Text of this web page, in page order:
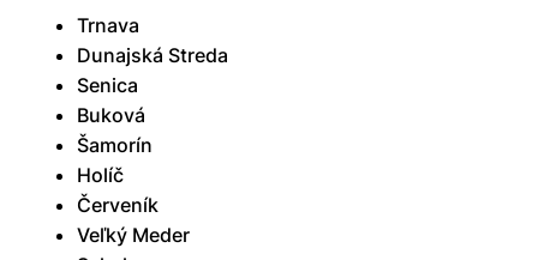
Trnava
Dunajská Streda
Senica
Buková
Šamorín
Holíč
Červeník
Veľký Meder